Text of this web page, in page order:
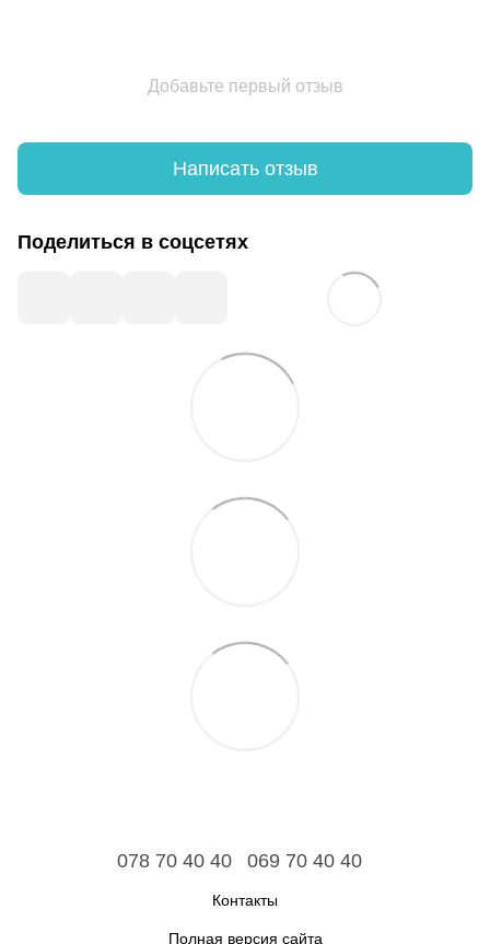
Добавьте первый отзыв
Написать отзыв
Поделиться в соцсетях
078 70 40 40 069 70 40 40
Контакты
Полная версия сайта